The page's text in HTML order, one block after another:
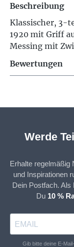
Beschreibung
Klassischer, 3-
1920 mit Griff
Messing mit
Bewertungen
Werde
Erhalte regelmäßig
und Inspirationen
Dein Postfach. Als
Du 10 %
Gib bitte deine E-